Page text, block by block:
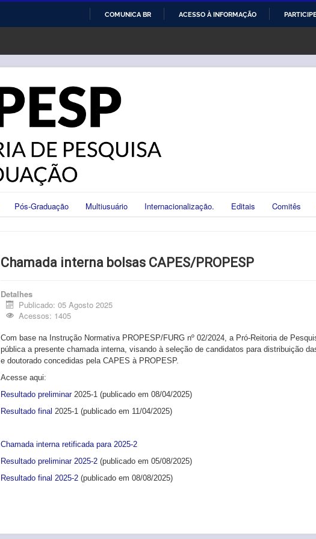
O
CONTEÚDO
COMUNICA BR ACESSO À INFORMAÇÃO
Pós-Graduação Multiusuário Internacionalização. Editais Comitês
Chamada interna bolsas CAPES/PROPESP
Detalhes
Publicado: 05 Agosto 2025
Acessos: 1405
Com base na Instrução Normativa PROPESP/FURG nº 02/2024, a Pró-Reitoria de
pública a presente chamada interna, visando à seleção de candidatos para distribuição
e doutorado concedidas pela CAPES à PROPESP.
Acesse aqui:
Resultado preliminar2025-1 (publicado em 08/04/2025)
Resultado final 2025-1 (publicado em 11/04/2025)
Chamada interna retificada para 2025-2
Resultado preliminar 2025-2 (publicado em 05/08/2025)
Resultado final 2025-2 (publicado em 08/08/2025)